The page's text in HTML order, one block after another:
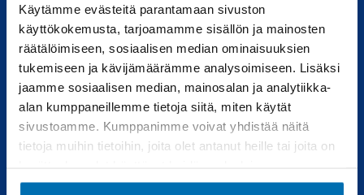
Käytämme evästeitä parantamaan sivuston
käyttökokemusta, tarjoamamme sisällön ja mainosten
räätälöimiseen, sosiaalisen median ominaisuuksien
tukemiseen ja kävijämäärämme analysoimiseen. Lisäksi
jaamme sosiaalisen median, mainosalan ja analytiikka-
alan kumppaneillemme tietoja siitä, miten käytät
sivustoamme. Kumppanimme voivat yhdistää näitä
tietoja muihin tietoihin, joita olet antanut heille tai joita on
Vaihtoautot
Pörhötakuu
Vauriokorjaus
Tuulilasipalvelu
Varaosat
Varaosakysely
Muut liikkeemme
RealAuto